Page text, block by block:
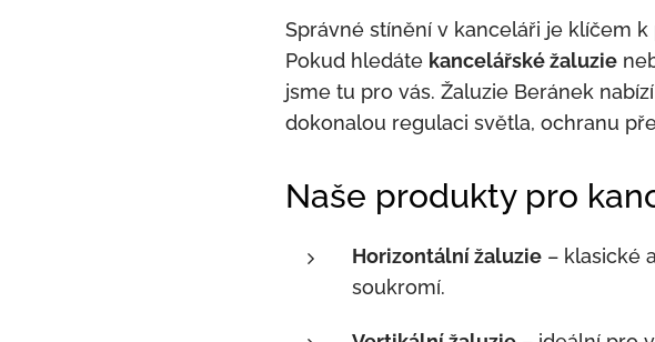
Správné stínění v kanceláři je klíčem
Pokud hledáte kancelářské žaluzie
jsme tu pro vás. Žaluzie Beránek
dokonalou regulaci světla, ochranu
Naše produkty pro
Horizontální žaluzie – klasické
soukromí.